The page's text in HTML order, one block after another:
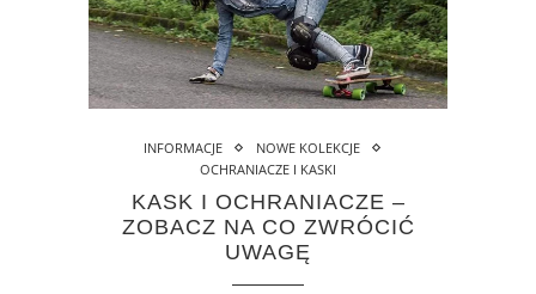
INFORMACJE
NOWE KOLEKCJE
OCHRANIACZE I KASKI
KASK I OCHRANIACZE –
ZOBACZ NA CO ZWRÓCIĆ
UWAGĘ